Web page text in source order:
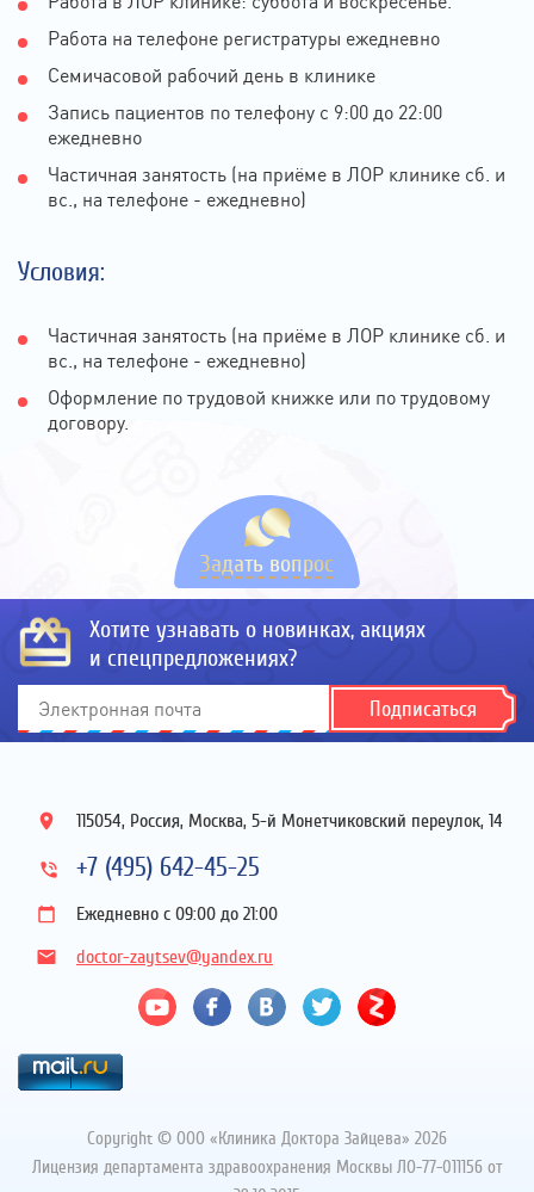
Работа на телефоне регистратуры ежедневно
Семичасовой рабочий день в клинике
Запись пациентов по телефону с 9:00 до 22:00
ежедневно
Частичная занятость (на приёме в ЛОР клинике сб. и
вс., на телефоне - ежедневно)
Условия:
Частичная занятость (на приёме в ЛОР клинике сб. и
вс., на телефоне - ежедневно)
Оформление по трудовой книжке или по трудовому
договору.
Задать вопрос
Хотите узнавать о новинках, акциях
и спецпредложениях?
Подписаться
115054, Россия, Москва, 5-й Монетчиковский переулок, 14
+7 (495) 642-45-25
Ежедневно с 09:00 до 21:00
doctor-zaytsev@yandex.ru
Copyright © ООО «Клиника Доктора Зайцева» 2026
Лицензия департамента здравоохранения Москвы ЛО-77-011156 от